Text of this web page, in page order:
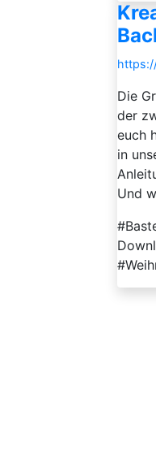
Die
der
euch
in
Und